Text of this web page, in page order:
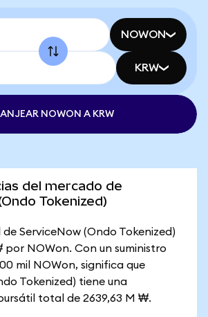
NOWON
KRW
NOWON A KRW
del mercado de
Tokenized)
ServiceNow (Ondo Tokenized)
por NOWon. Con un suministro
mil NOWon, significa que
Tokenized) tiene una
total de 2639,63 M ₩.